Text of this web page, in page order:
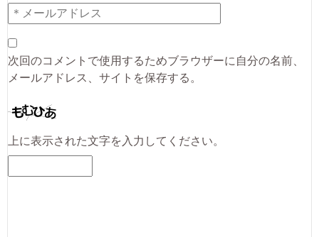
次回のコメントで使用するためブラウザーに自分の名前、
メールアドレス、サイトを保存する。
上に表示された文字を入力してください。